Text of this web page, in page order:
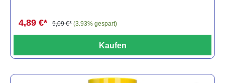
4,89 €* 5,09 €* (3.93% gespart)
Kaufen